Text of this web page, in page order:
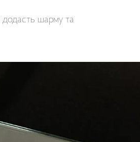
додасть шарму та